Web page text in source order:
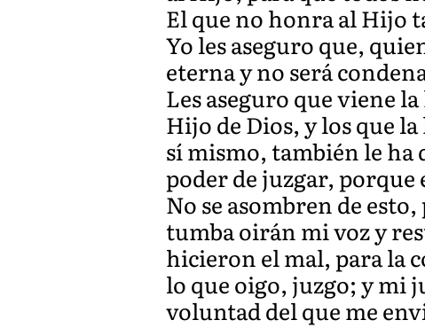
El que no honra al Hijo
Yo les aseguro que,
eterna y no será
Les aseguro que viene
Hijo de Dios, y los que
sí mismo, también le ha
poder de juzgar, porque
No se asombren de
tumba oirán mi voz y
hicieron el mal, para la
lo que oigo, juzgo; y mi
voluntad del que me